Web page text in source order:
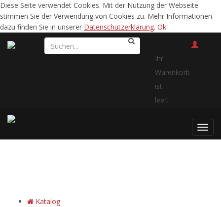
Diese Seite verwendet Cookies. Mit der Nutzung der Webseite
stimmen Sie der Verwendung von Cookies zu. Mehr Informationen
dazu finden Sie in unserer Datenschutzerklärung. Ok
Ihr
Warenkorb
ist
leer.
Katalog